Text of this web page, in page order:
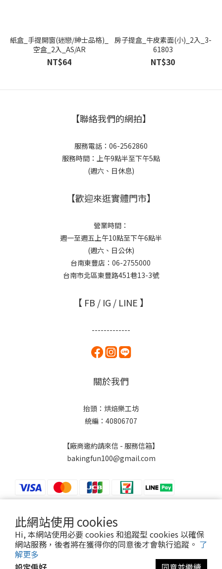
此網站使用 cookies
Hi, 本網站使用必要 cookies 和追蹤型 cookies 以確保
網站服務，後者將在獲得你的同意後才會執行追蹤。 了
解更多
紙盒_手提開窗(迷戀/紳士品格)_
空盒_2入_AS/AR
NT$64
房子提盒_牛皮素面(小)_2入_3-
61803
NT$30
【聯絡我們的網拍】
服務電話：06-2562860
服務時間：上午9點半至下午5點
(週六、日休息)
【歡迎來逛實體門市】
營業時間：
週一至週五上午10點至下午6點半
(週六、日公休)
台南東豐店：06-2755000
台南市北區東豐路451巷13-3號
【 FB / IG / LINE 】
-------------
關於我們
抬頭：烘焙樂工坊
統編：40806707
【廠商邀約請來信 - 服務信箱】
bakingfun100@gmail.com
$TWD 繁體中文